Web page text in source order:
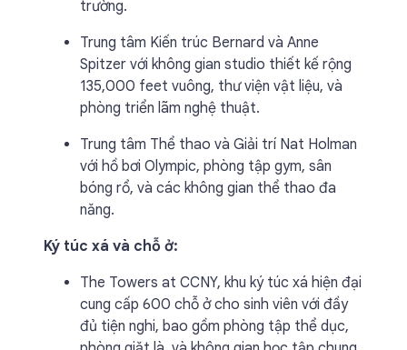
trường.
Trung tâm Kiến trúc Bernard và Anne
Spitzer với không gian studio thiết kế rộng
135,000 feet vuông, thư viện vật liệu, và
phòng triển lãm nghệ thuật.
Trung tâm Thể thao và Giải trí Nat Holman
với hồ bơi Olympic, phòng tập gym, sân
bóng rổ, và các không gian thể thao đa
năng.
Ký túc xá và chỗ ở:
The Towers at CCNY, khu ký túc xá hiện đại
cung cấp 600 chỗ ở cho sinh viên với đầy
đủ tiện nghi, bao gồm phòng tập thể dục,